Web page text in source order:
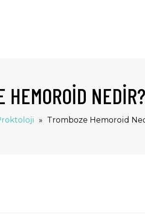
HEMOROID NEDIR?
» Tromboze Hemoroid